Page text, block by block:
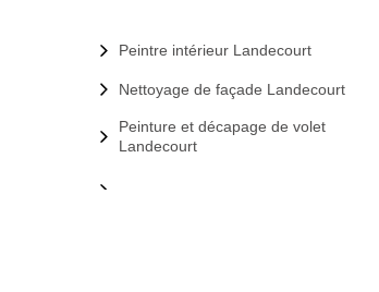
Peintre intérieur Landecourt
Nettoyage de façade Landecourt
Peinture et décapage de volet
Landecourt